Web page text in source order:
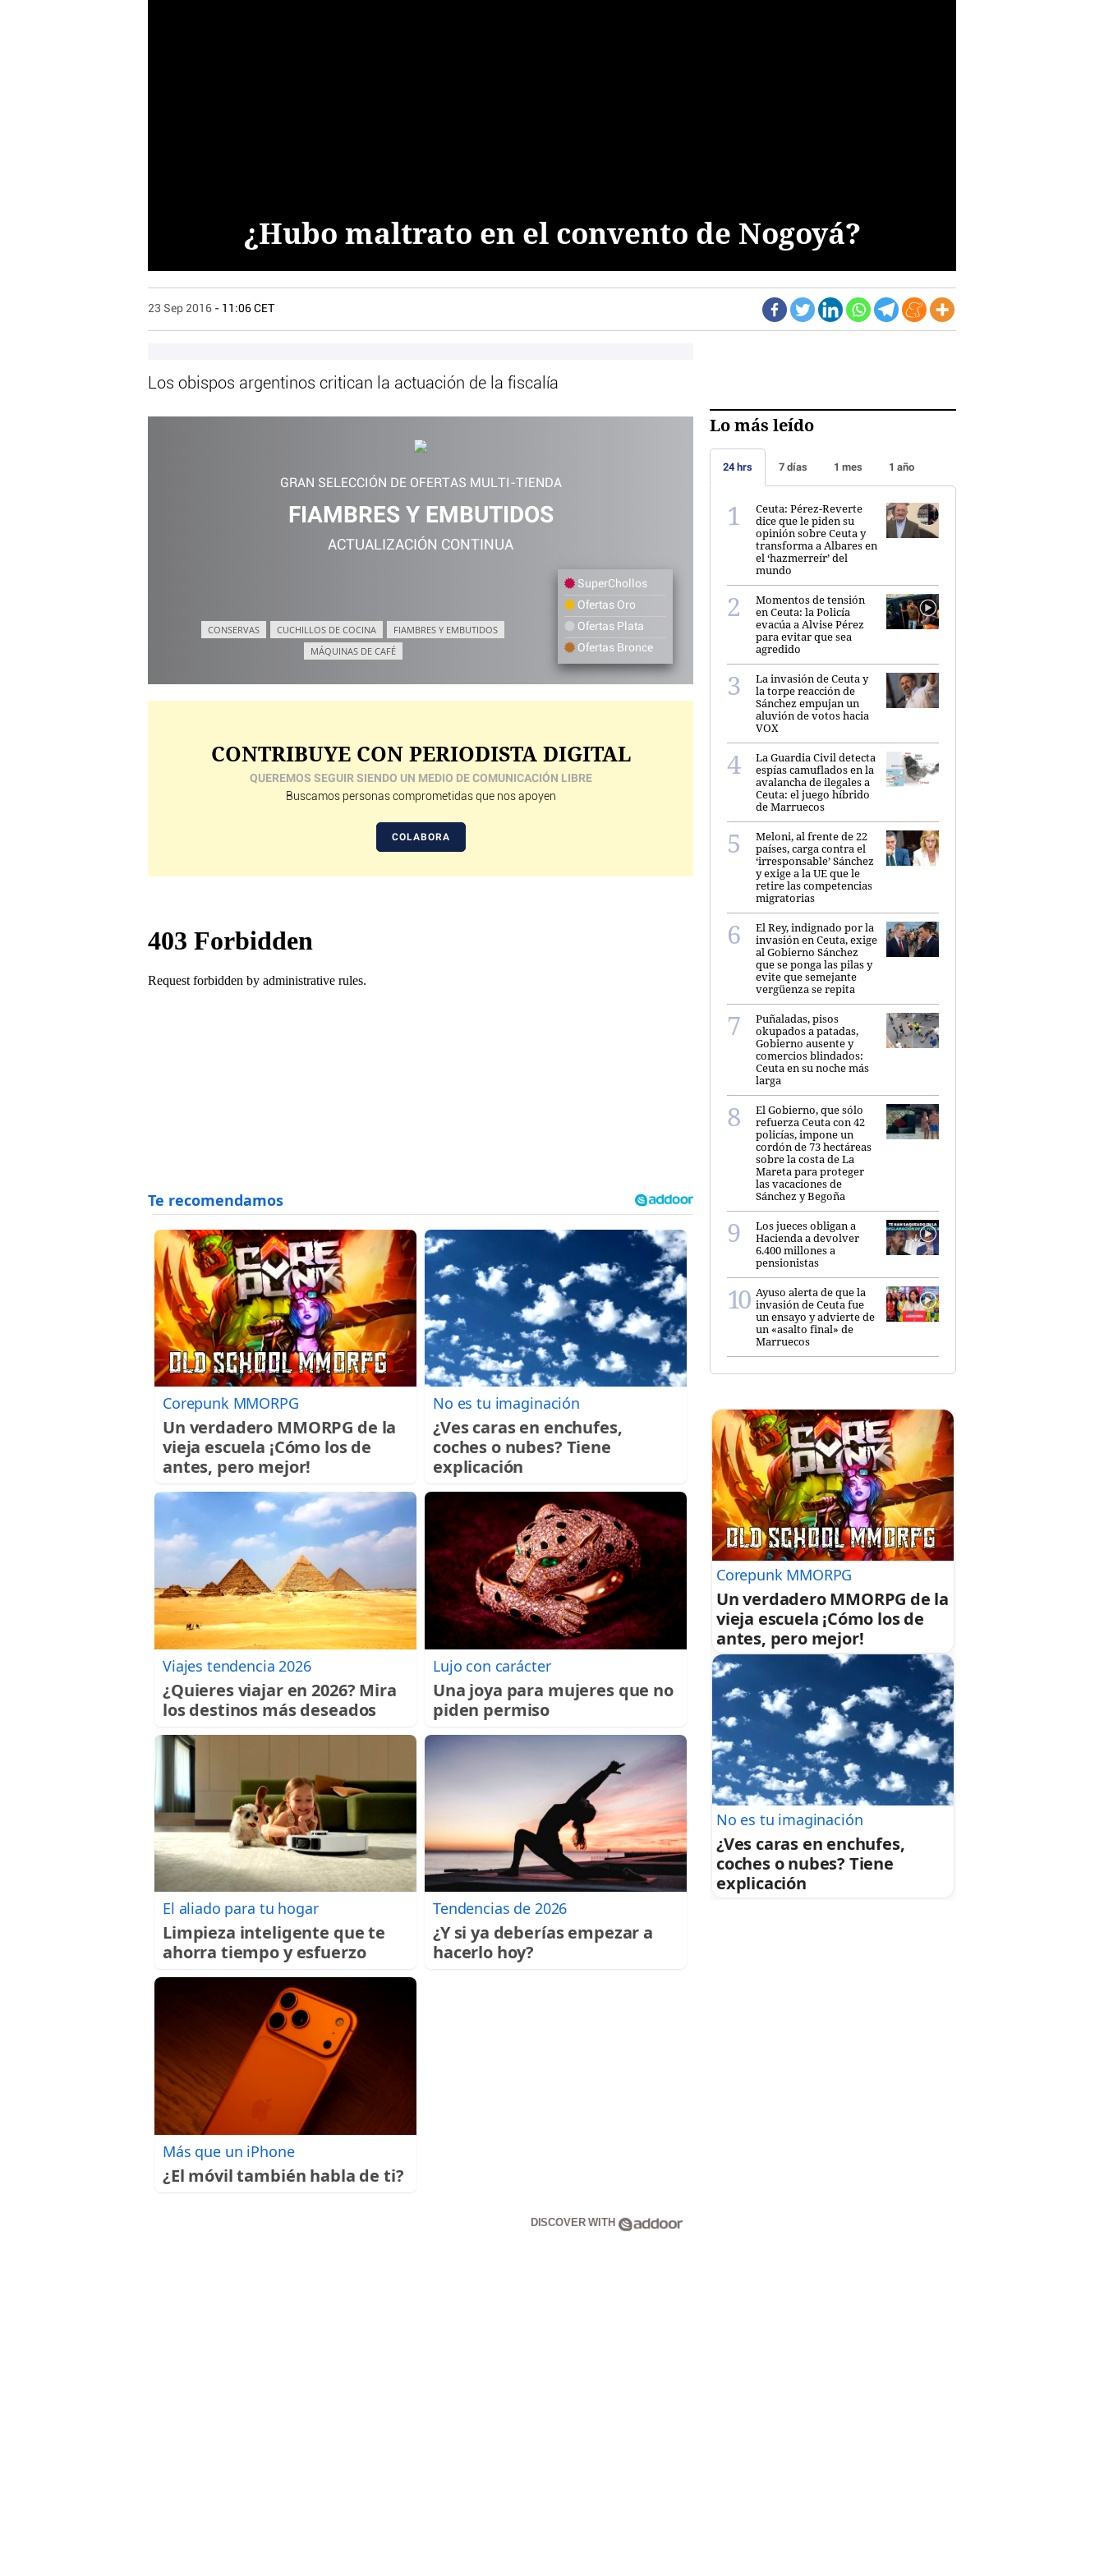
¿Hubo maltrato en el convento de Nogoyá?
23 Sep 2016 - 11:06 CET
Los obispos argentinos critican la actuación de la fiscalía
GRAN SELECCIÓN DE OFERTAS MULTI-TIENDA
FIAMBRES Y EMBUTIDOS
ACTUALIZACIÓN CONTINUA
CONSERVAS CUCHILLOS DE COCINA
FIAMBRES Y EMBUTIDOS
MÁQUINAS DE CAFÉ
SuperChollos
Ofertas Oro
Ofertas Plata
Ofertas Bronce
CONTRIBUYE CON PERIODISTA DIGITAL
QUEREMOS SEGUIR SIENDO UN MEDIO DE COMUNICACIÓN LIBRE
Buscamos personas comprometidas que nos apoyen
COLABORA
Corepunk MMORPG
Un verdadero MMORPG de la
vieja escuela ¡Cómo los de
antes, pero mejor!
No es tu imaginación
¿Ves caras en enchufes,
coches o nubes? Tiene
explicación
Viajes tendencia 2026
¿Quieres viajar en 2026? Mira
los destinos más deseados
Lujo con carácter
Una joya para mujeres que no
piden permiso
El aliado para tu hogar
Limpieza inteligente que te
ahorra tiempo y esfuerzo
Tendencias de 2026
¿Y si ya deberías empezar a
hacerlo hoy?
Más que un iPhone
¿El móvil también habla de ti?
DISCOVER WITH
Lo más leído
24 hrs 7 días 1 mes 1 año
Ceuta: Pérez-Reverte
dice que le piden su
opinión sobre Ceuta y
transforma a Albares en
el ‘hazmerreír’ del
mundo
Momentos de tensión
en Ceuta: la Policía
evacúa a Alvise Pérez
para evitar que sea
agredido
La invasión de Ceuta y
la torpe reacción de
Sánchez empujan un
aluvión de votos hacia
VOX
La Guardia Civil detecta
espías camuflados en la
avalancha de ilegales a
Ceuta: el juego híbrido
de Marruecos
Meloni, al frente de 22
países, carga contra el
‘irresponsable’ Sánchez
y exige a la UE que le
retire las competencias
migratorias
El Rey, indignado por la
invasión en Ceuta, exige
al Gobierno Sánchez
que se ponga las pilas y
evite que semejante
vergüenza se repita
Puñaladas, pisos
okupados a patadas,
Gobierno ausente y
comercios blindados:
Ceuta en su noche más
larga
El Gobierno, que sólo
refuerza Ceuta con 42
policías, impone un
cordón de 73 hectáreas
sobre la costa de La
Mareta para proteger
las vacaciones de
Sánchez y Begoña
Los jueces obligan a
Hacienda a devolver
6.400 millones a
pensionistas
Ayuso alerta de que la
invasión de Ceuta fue
un ensayo y advierte de
un «asalto final» de
Marruecos
Corepunk MMORPG
Un verdadero MMORPG de la
vieja escuela ¡Cómo los de
antes, pero mejor!
No es tu imaginación
¿Ves caras en enchufes,
coches o nubes? Tiene
explicación